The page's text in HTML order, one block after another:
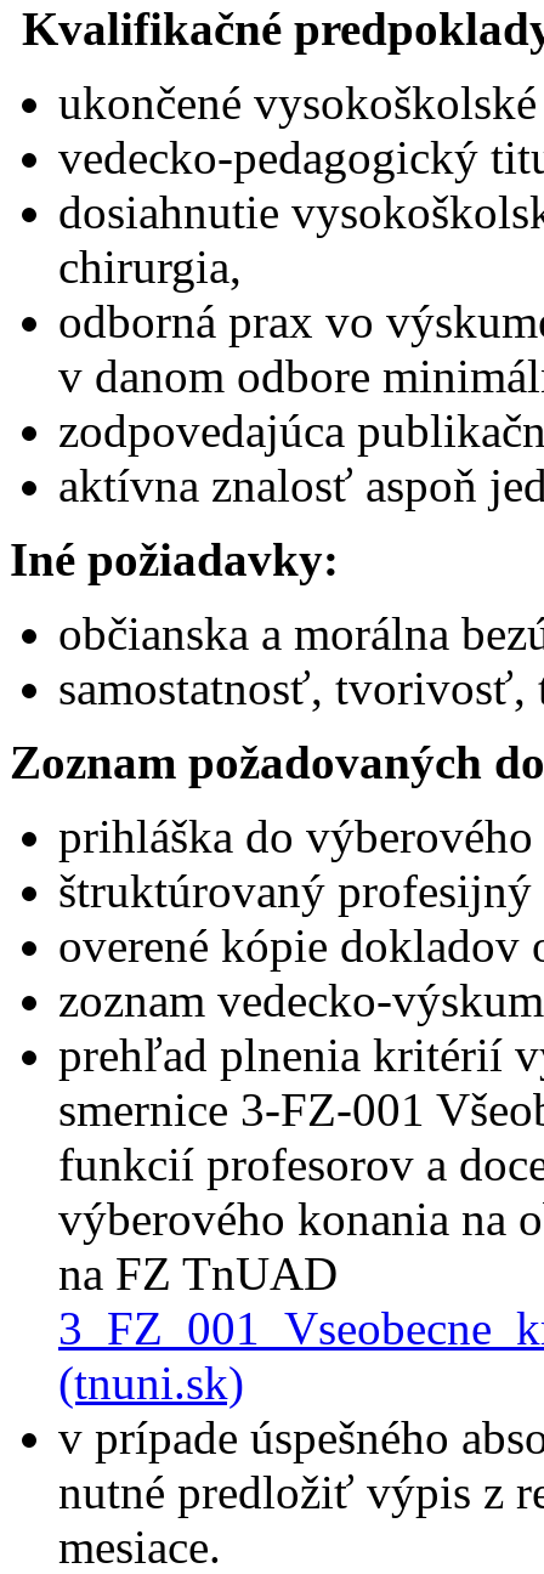
Kvalifikačné
ukončené
vedecko-pedagogický
dosiahnutie
chirurgia,
odborná prax vo
v danom odbore
zodpovedajúca
aktívna znalosť aspoň
Iné požiadavky:
občianska a morálna
samostatnosť,
Zoznam požadovaných
prihláška do
štruktúrovaný
overené kópie dokladov
zoznam vedecko-
prehľad plnenia kritérií
smernice 3-FZ-001
funkcií profesorov a
výberového konania na
na FZ TnUAD
(tnuni.sk)
v prípade úspešného
nutné predložiť výpis z
mesiace.